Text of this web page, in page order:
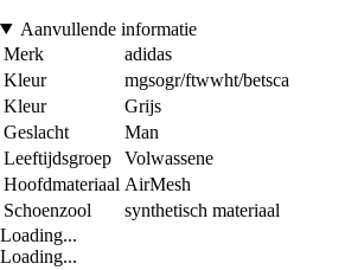
Aanvullende informatie
Merk
adidas
Kleur
mgsogr/ftwwht/betsca
Kleur
Grijs
Geslacht
Man
Leeftijdsgroep
Volwassene
Hoofdmateriaal AirMesh
Schoenzool
synthetisch materiaal
Loading...
Loading...